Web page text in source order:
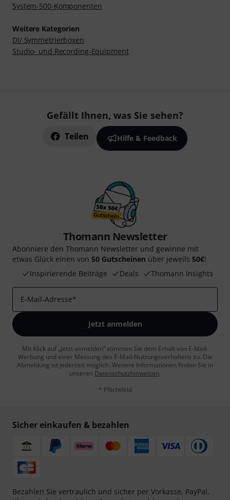
System-500-Komponenten
Weitere Kategorien
DI/ Symmetrierboxen
Studio- und Recording-Equipment
Gefällt Ihnen, was Sie sehen?
Teilen Hilfe & Feedback
Thomann Newsletter
Abonniere den Thomann Newsletter und gewinne mit
etwas Glück einen von 50 Gutscheinen über jeweils 50€!
Inspirierende Beiträge
Deals Thomann Insights
E-Mail-Adresse*
Jetzt anmelden
Mit Klick auf „Jetzt anmelden“ stimmen Sie dem Erhalt von E-Mail-
Werbung und einer Messung des E-Mail-Nutzungsverhaltens zu. Die
Abmeldung ist jederzeit möglich. Weitere Informationen finden Sie in
unseren Datenschutzhinweisen.
* Pflichtfeld
Sicher einkaufen & bezahlen
Bezahlen Sie vertraulich und sicher per Vorkasse, PayPal,